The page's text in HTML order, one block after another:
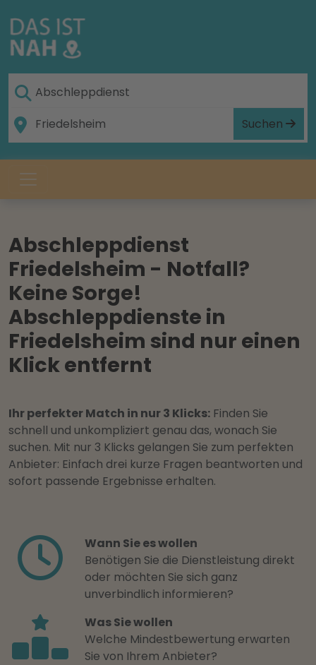
Suchen
Abschleppdienst
Friedelsheim - Notfall?
Keine Sorge!
Abschleppdienste in
Friedelsheim sind nur einen
Klick entfernt
Ihr perfekter Match in nur 3 Klicks: Finden Sie
schnell und unkompliziert genau das, wonach Sie
suchen. Mit nur 3 Klicks gelangen Sie zum perfekten
Anbieter: Einfach drei kurze Fragen beantworten und
sofort passende Ergebnisse erhalten.
Wann Sie es wollen
Benötigen Sie die Dienstleistung direkt
oder möchten Sie sich ganz
unverbindlich informieren?
Was Sie wollen
Welche Mindestbewertung erwarten
Sie von Ihrem Anbieter?